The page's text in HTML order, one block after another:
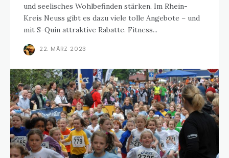
und seelisches Wohlbefinden stärken. Im Rhein-
Kreis Neuss gibt es dazu viele tolle Angebote – und
mit S-Quin attraktive Rabatte. Fitness...
22. MÄRZ 2023